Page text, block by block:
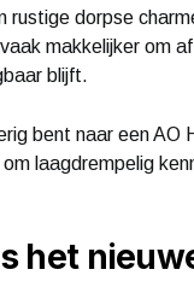
rustige dorpse
makkelijker om
blijft.
bent naar een AO
laagdrempelig
het